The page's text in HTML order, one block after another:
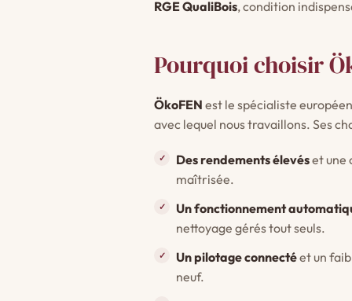
RGE QualiBois, condition
Pourquoi choisir
ÖkoFEN est le spécialiste
avec lequel nous travaillons. Ses
Des rendements élevéset une
maîtrisée.
Un fonctionnement
nettoyage gérés tout seuls.
Un pilotage connectéet un
neuf.